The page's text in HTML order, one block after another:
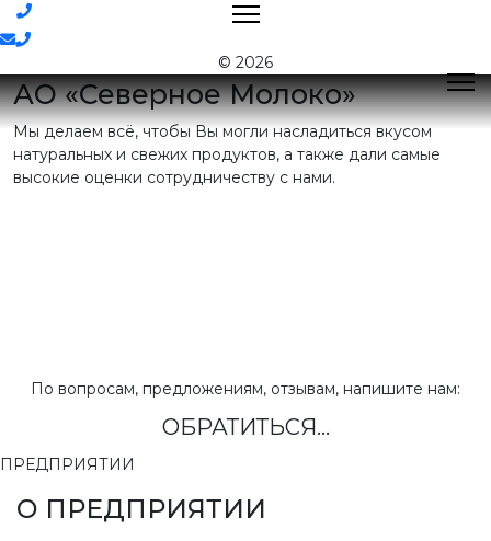
© 2026
Контакты
Приемная:(81755) 2-16-38
Отдел продаж:(81755) 2-18-62
(81755) 2-10-14
АО «Северное Молоко»
Мы делаем всё, чтобы Вы могли насладиться вкусом
натуральных и свежих продуктов, а также дали самые
высокие оценки сотрудничеству с нами.
По вопросам, предложениям, отзывам, напишите нам:
ОБРАТИТЬСЯ...
ПРЕДПРИЯТИИ
О ПРЕДПРИЯТИИ